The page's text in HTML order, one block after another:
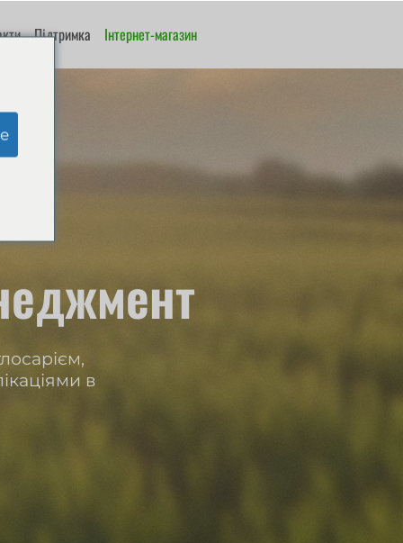
Підтримка Інтернет-магазин
в